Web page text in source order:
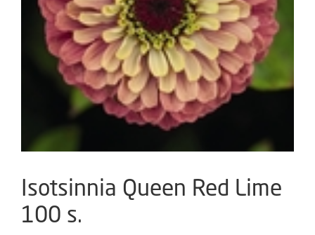
Isotsinnia Queen Red Lime
100 s.